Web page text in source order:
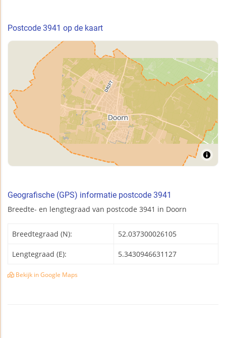
Postcode 3941 op de kaart
Geografische (GPS) informatie postcode 3941
Breedte- en lengtegraad van postcode 3941 in Doorn
Breedtegraad (N): 52.037300026105
Lengtegraad (E): 5.3430946631127
Bekijk in Google Maps